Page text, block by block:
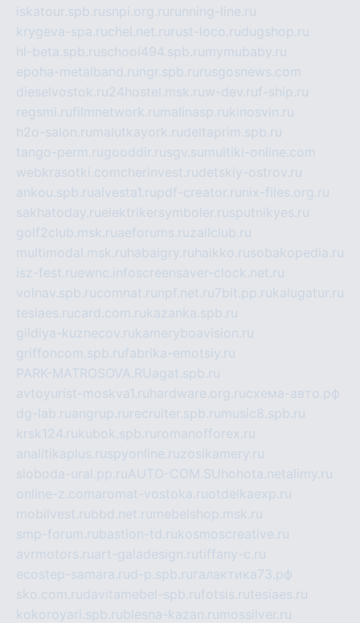
iskatour.spb.rusnpi.org.ru running-line.ru
krygeva-spa.ruchel.net.ru rust-loco.rudugshop.ru
hl-beta.spb.ruschool494.spb.ru mymubaby.ru
epoha-metalband.ru ngr.spb.ru rusgosnews.com
dieselvostok.ru24hostel.msk.ruw-dev.ruf-ship.ru
regsmi.rufilmnetwork.ru malinasp.rukinosvin.ru
h2o-salon.ru malutkayork.rudeltaprim.spb.ru
tango-perm.rugooddir.rusgv.su multiki-online.com
webkrasotki.comcherinvest.rudetskiy-ostrov.ru
ankou.spb.rualvesta1.rupdf-creator.ru nix-files.org.ru
sakhatoday.ruelektrikersymboler.rusputnikyes.ru
golf2club.msk.ruaeforums.ruzallclub.ru
multimodal.msk.ru habaigry.ru haikko.rusobakopedia.ru
isz-fest.ruewnc.infoscreensaver-clock.net.ru
volnav.spb.rucomnat.ru npf.net.ru 7bit.pp.rukalugatur.ru
tesiaes.rucard.com.rukazanka.spb.ru
gildiya-kuznecov.rukameryboavision.ru
griffoncom.spb.rufabrika-emotsiy.ru
PARK-MATROSOVA.RUagat.spb.ru
avtoyurist-moskva1.ru hardware.org.ruсхема-авто.рф
dg-lab.ruangrup.ru recruiter.spb.ru music8.spb.ru
krsk124.rukubok.spb.ru romanofforex.ru
analitikaplus.ruspyonline.ruzosikamery.ru
sloboda-ural.pp.ruAUTO-COM.SU hohota.net alimy.ru
online-z.comaromat-vostoka.ruotdelkaexp.ru
mobilvest.rubbd.net.ru mebelshop.msk.ru
smp-forum.rubastion-td.rukosmoscreative.ru
avrmotors.ruart-galadesign.rutiffany-c.ru
ecostep-samara.rud-p.spb.ru галактика73.рф
sko.com.rudavitamebel-spb.rufotsis.rutesiaes.ru
kokoroyari.spb.rublesna-kazan.ru mossilver.ru